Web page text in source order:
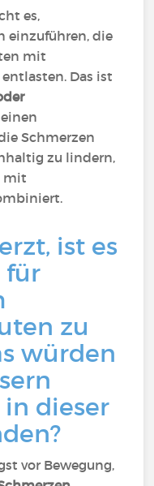
es,
einzuführen, die
mit
Das ist
Schmerzen
zu lindern,
mit
ist es
für
zu
würden
in dieser
vor Bewegung,